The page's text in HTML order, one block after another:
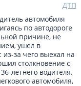
ДТП
автомобиля
по автодороге
причине, не
ушел в
за чего выехал на
столкновение с
летнего водителя.
автомобиля,